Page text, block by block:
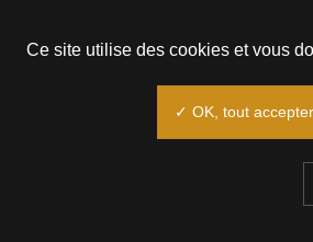
Ce site utilise des cookies et vous
✓ OK, tout accepter